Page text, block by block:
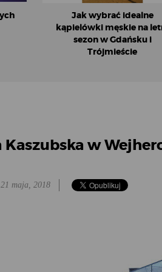
Jak wybrać idealne
kąpielówki męskie na
sezon w Gdańsku i
Trójmieście
w
21 maja, 2018